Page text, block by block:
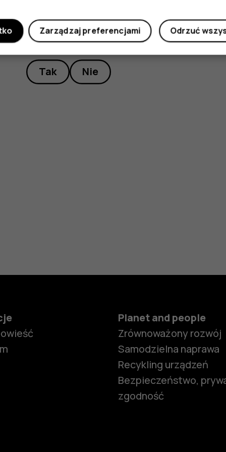
Czy te informacje były pomocne?
Tak Nie
Planet and people
Zrównoważony rozwój
Samodzielna naprawa
Recykling urządzeń
Bezpieczeństwo,
zgodność
Odrzuć
Zarządzaj preferencjami